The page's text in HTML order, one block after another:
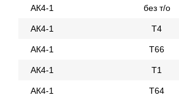
АК4-1 без т/о
АК4-1 Т4
АК4-1 Т66
АК4-1 Т1
АК4-1 Т64